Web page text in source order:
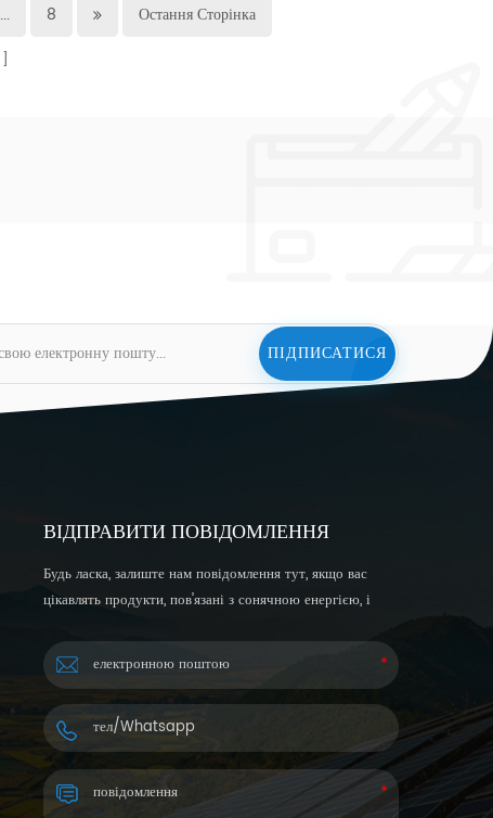
... 8 Остання Сторінка
ВІДПРАВИТИ ПОВІДОМЛЕННЯ
Будь ласка, залиште нам повідомлення тут, якщо вас
цікавлять продукти, пов’язані з сонячною енергією, і
відповімо вам протягом 24 годин.